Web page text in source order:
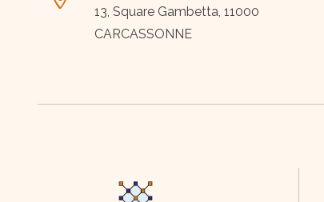
13, Square Gambetta, 11000
CARCASSONNE